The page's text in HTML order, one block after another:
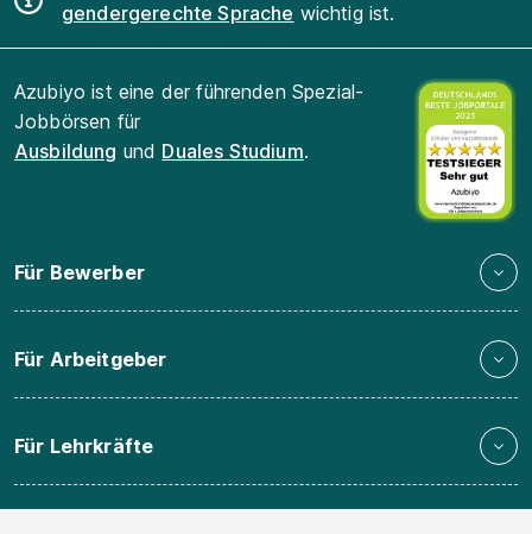
gendergerechte Sprache wichtig ist.
Azubiyo ist eine der führenden Spezial-
Jobbörsen für
Ausbildung und Duales Studium.
Für Bewerber
Für Arbeitgeber
Für Lehrkräfte